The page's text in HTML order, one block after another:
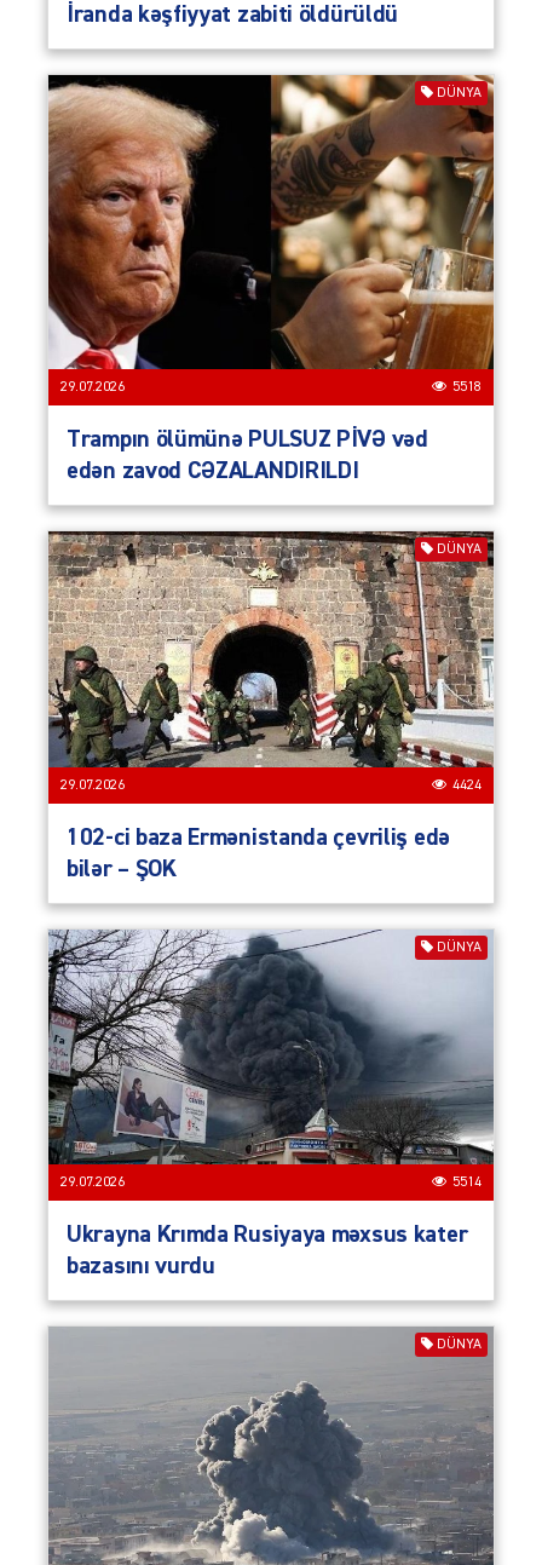
İranda kəşfiyyat zabiti öldürüldü
DÜNYA
29.07.2026 5518
Trampın ölümünə PULSUZ PİVƏ vəd
edən zavod CƏZALANDIRILDI
DÜNYA
29.07.2026 4424
102-ci baza Ermənistanda çevriliş edə
bilər – ŞOK
DÜNYA
29.07.2026 5514
Ukrayna Krımda Rusiyaya məxsus kater
bazasını vurdu
DÜNYA